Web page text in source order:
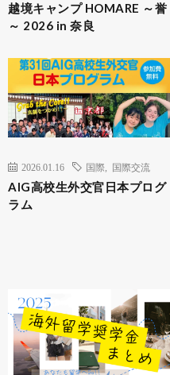
越境キャンプ HOMARE ～誉
～ 2026 in 奈良
2026.01.16 国際 国際交流
AIG高校生外交官日本プログ
ラム